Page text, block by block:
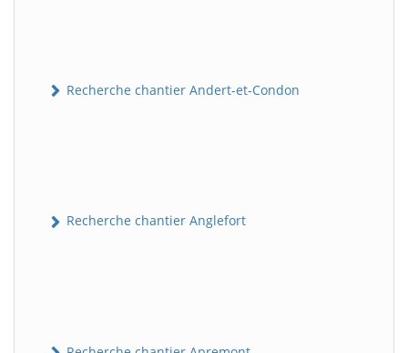
Recherche chantier Andert-et-Condon
Recherche chantier Anglefort